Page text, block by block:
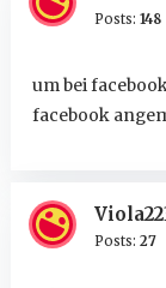
Posts: 148
um bei
facebook
Posts: 27